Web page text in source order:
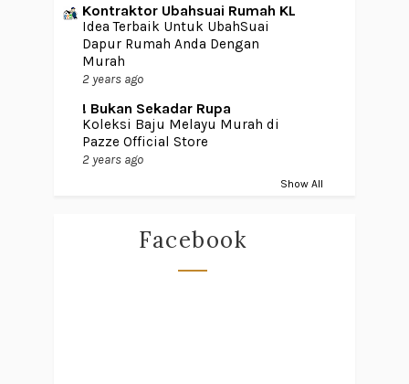
Kontraktor Ubahsuai Rumah KL
Idea Terbaik Untuk UbahSuai
Dapur Rumah Anda Dengan
Murah
2 years ago
! Bukan Sekadar Rupa
Koleksi Baju Melayu Murah di
Pazze Official Store
2 years ago
Show All
Facebook